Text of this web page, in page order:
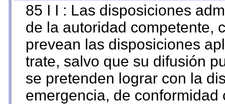
85 I I : Las disposiciones
de la autoridad competente,
prevean las disposiciones
trate, salvo que su difusión
se pretenden lograr con la
emergencia, de